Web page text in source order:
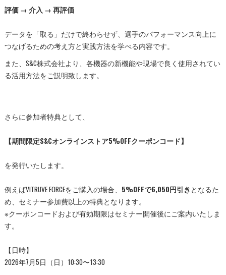
評価 → 介入 → 再評価
データを「取る」だけで終わらせず、選手のパフォーマンス向上に
つなげるための考え方と実践方法を学べる内容です。
また、S&C株式会社より、各機器の新機能や現場で良く使用されてい
る活用方法をご説明致します。
さらに参加者特典として、
【期間限定S&Cオンラインストア5%OFFクーポンコード】
を発行いたします。
例えばVITRUVE FORCEをご購入の場合、 5%OFFで6,050円引き となるた
め、セミナー参加費以上の特典となります。
※クーポンコードおよび有効期限はセミナー開催後にご案内いたしま
す。
【日時】
2026年7月5日（日）10:30〜13:30